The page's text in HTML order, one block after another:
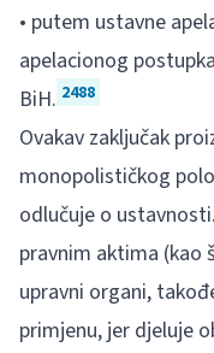
• putem ustavne
apelacionog
BiH. 2488
Ovakav zaključak
monopolističkog
odlučuje o
pravnim aktima (kao
upravni organi,
primjenu, jer djeluje